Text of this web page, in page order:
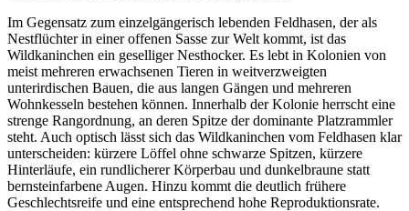
Im Gegensatz zum einzelgängerisch lebenden Feldhasen, der als
Nestflüchter in einer offenen Sasse zur Welt kommt, ist das
Wildkaninchen ein geselliger Nesthocker. Es lebt in Kolonien von
meist mehreren erwachsenen Tieren in weitverzweigten
unterirdischen Bauen, die aus langen Gängen und mehreren
Wohnkesseln bestehen können. Innerhalb der Kolonie herrscht eine
strenge Rangordnung, an deren Spitze der dominante Platzrammler
steht. Auch optisch lässt sich das Wildkaninchen vom Feldhasen klar
unterscheiden: kürzere Löffel ohne schwarze Spitzen, kürzere
Hinterläufe, ein rundlicherer Körperbau und dunkelbraune statt
bernsteinfarbene Augen. Hinzu kommt die deutlich frühere
Geschlechtsreife und eine entsprechend hohe Reproduktionsrate.